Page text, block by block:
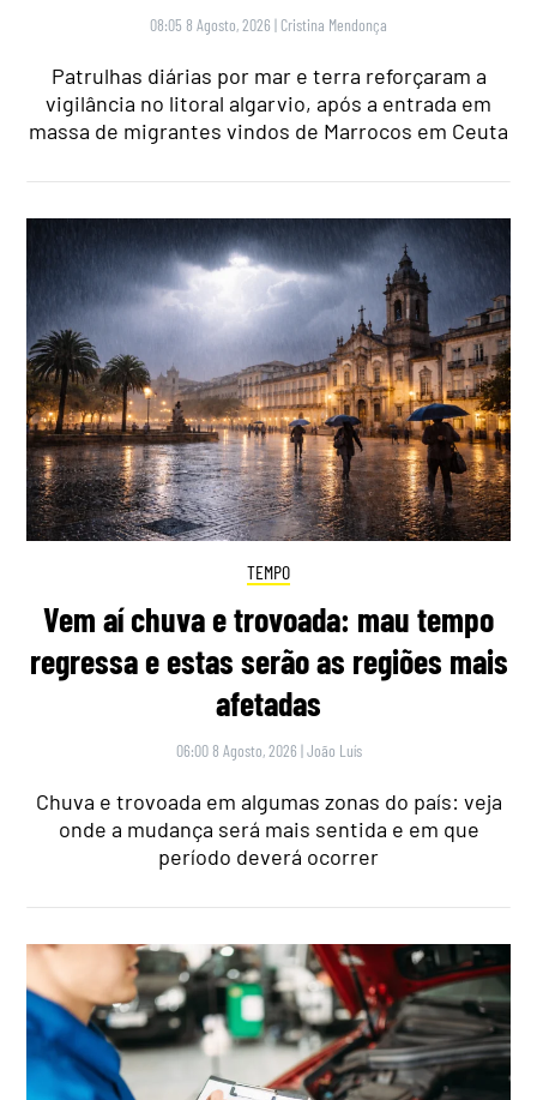
08:05 8 Agosto, 2026 | Cristina Mendonça
Patrulhas diárias por mar e terra reforçaram a
vigilância no litoral algarvio, após a entrada em
massa de migrantes vindos de Marrocos em Ceuta
TEMPO
Vem aí chuva e trovoada: mau tempo
regressa e estas serão as regiões mais
afetadas
06:00 8 Agosto, 2026 |João Luís
Chuva e trovoada em algumas zonas do país: veja
onde a mudança será mais sentida e em que
período deverá ocorrer